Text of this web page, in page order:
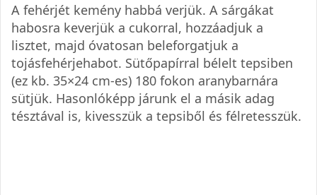
A fehérjét kemény habbá verjük. A sárgákat
habosra keverjük a cukorral, hozzáadjuk a
lisztet, majd óvatosan beleforgatjuk a
tojásfehérjehabot. Sütőpapírral bélelt tepsiben
(ez kb. 35×24 cm-es) 180 fokon aranybarnára
sütjük. Hasonlóképp járunk el a másik adag
tésztával is, kivesszük a tepsiből és félretesszük.